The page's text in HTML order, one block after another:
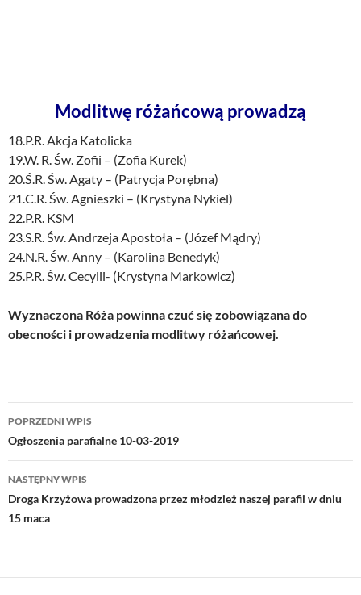
Modlitwę różańcową prowadzą
18.P.R. Akcja Katolicka
19.W. R. Św. Zofii – (Zofia Kurek)
20.Ś.R. Św. Agaty – (Patrycja Porębna)
21.C.R. Św. Agnieszki – (Krystyna Nykiel)
22.P.R. KSM
23.S.R. Św. Andrzeja Apostoła – (Józef Mądry)
24.N.R. Św. Anny – (Karolina Benedyk)
25.P.R. Św. Cecylii- (Krystyna Markowicz)
Wyznaczona Róża powinna czuć się zobowiązana do
obecności i prowadzenia modlitwy różańcowej.
Nawigacja
wpisu
POPRZEDNI WPIS
Ogłoszenia parafialne 10-03-2019
NASTĘPNY WPIS
Droga Krzyżowa prowadzona przez młodzież naszej parafii w dniu
15 maca